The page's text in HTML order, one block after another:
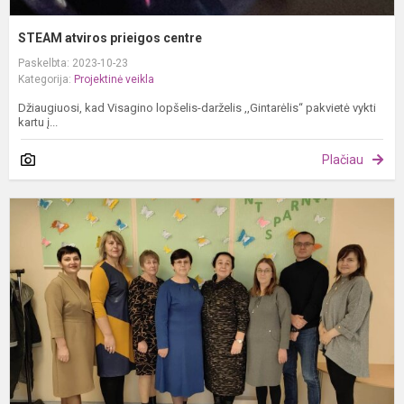
STEAM atviros prieigos centre
Paskelbta: 2023-10-23
Kategorija: Projektinė veikla
Džiaugiuosi, kad Visagino lopšelis-darželis ,,Gintarėlis“ pakvietė vykti
kartu į...
Plačiau